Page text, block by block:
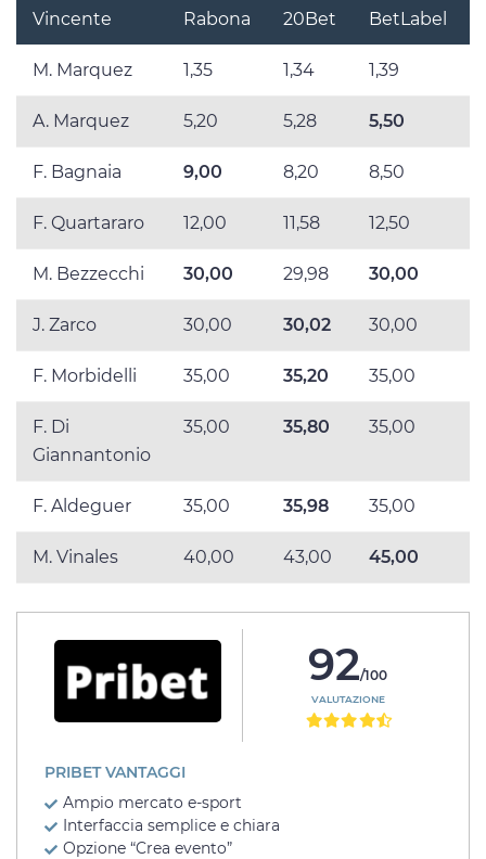
Vincente Rabona 20Bet BetLabel
M. Marquez 1,35 1,34 1,39
A. Marquez 5,20 5,28 5,50
F. Bagnaia 9,00 8,20 8,50
F. Quartararo 12,00 11,58 12,50
M. Bezzecchi 30,00 29,98 30,00
J. Zarco 30,00 30,02 30,00
F. Morbidelli 35,00 35,20 35,00
F. Di
Giannantonio
35,00 35,80 35,00
F. Aldeguer 35,00 35,98 35,00
M. Vinales 40,00 43,00 45,00
92/100
VALUTAZIONE
PRIBET VANTAGGI
Ampio mercato e-sport
Interfaccia semplice e chiara
Opzione “Crea evento”